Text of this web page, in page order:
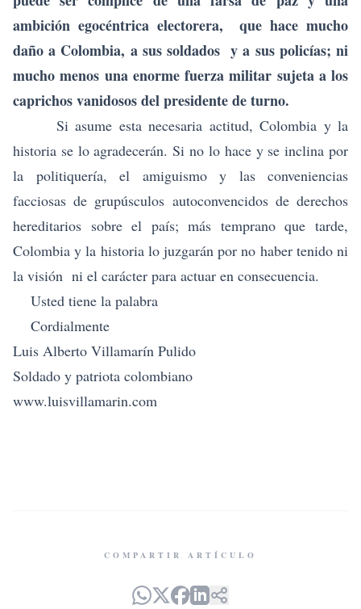
ambición egocéntrica electorera, que hace mucho
daño a Colombia, a sus soldados y a sus policías; ni
mucho menos una enorme fuerza militar sujeta a los
caprichos vanidosos del presidente de turno.
Si asume esta necesaria actitud, Colombia y la
historia se lo agradecerán. Si no lo hace y se inclina por
la politiquería, el amiguismo y las conveniencias
facciosas de grupúsculos autoconvencidos de derechos
hereditarios sobre el país; más temprano que tarde,
Colombia y la historia lo juzgarán por no haber tenido ni
la visión ni el carácter para actuar en consecuencia.
Usted tiene la palabra
Cordialmente
Luis Alberto Villamarín Pulido
Soldado y patriota colombiano
www.luisvillamarin.com
COMPARTIR ARTÍCULO